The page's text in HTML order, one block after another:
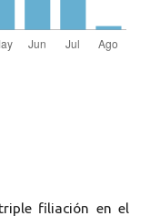
triple filiación en el